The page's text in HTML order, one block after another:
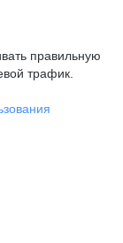
правильную
трафик.